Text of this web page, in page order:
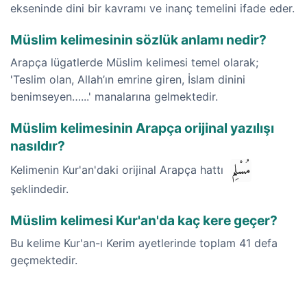
ekseninde dini bir kavramı ve inanç temelini ifade eder.
Müslim kelimesinin sözlük anlamı nedir?
Arapça lügatlerde Müslim kelimesi temel olarak;
'Teslim olan, Allah’ın emrine giren, İslam dinini
benimseyen…...' manalarına gelmektedir.
Müslim kelimesinin Arapça orijinal yazılışı
nasıldır?
Kelimenin Kur'an'daki orijinal Arapça hattı مُسْلِم
şeklindedir.
Müslim kelimesi Kur'an'da kaç kere geçer?
Bu kelime Kur'an-ı Kerim ayetlerinde toplam 41 defa
geçmektedir.